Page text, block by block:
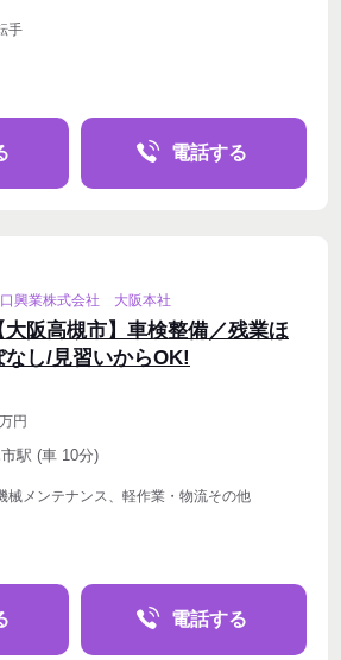
手
電話する
興業株式会社 大阪本社
大阪高槻市】車検整備／残業ほ
なし/見習いからOK!
円
駅 (車 10分)
械メンテナンス、軽作業・物流その他
電話する